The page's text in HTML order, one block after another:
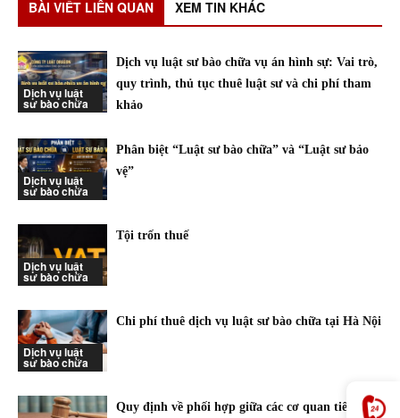
BÀI VIẾT LIÊN QUAN XEM TIN KHÁC
Dịch vụ luật
sư bào chữa
Dịch vụ luật sư bào chữa vụ án hình sự: Vai trò,
quy trình, thủ tục thuê luật sư và chi phí tham
khảo
Dịch vụ luật
sư bào chữa
Phân biệt “Luật sư bào chữa” và “Luật sư bảo
vệ”
Dịch vụ luật
sư bào chữa
Tội trốn thuế
Dịch vụ luật
sư bào chữa
Chi phí thuê dịch vụ luật sư bào chữa tại Hà Nội
Quy định về phối hợp giữa các cơ quan tiến